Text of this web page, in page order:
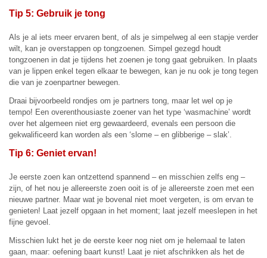
Tip 5: Gebruik je tong
Als je al iets meer ervaren bent, of als je simpelweg al een stapje verder
wilt, kan je overstappen op tongzoenen. Simpel gezegd houdt
tongzoenen in dat je tijdens het zoenen je tong gaat gebruiken. In plaats
van je lippen enkel tegen elkaar te bewegen, kan je nu ook je tong tegen
die van je zoenpartner bewegen.
Draai bijvoorbeeld rondjes om je partners tong, maar let wel op je
tempo! Een overenthousiaste zoener van het type ‘wasmachine’ wordt
over het algemeen niet erg gewaardeerd, evenals een persoon die
gekwalificeerd kan worden als een ‘slome – en glibberige – slak’.
Tip 6: Geniet ervan!
Je eerste zoen kan ontzettend spannend – en misschien zelfs eng –
zijn, of het nou je allereerste zoen ooit is of je allereerste zoen met een
nieuwe partner. Maar wat je bovenal niet moet vergeten, is om ervan te
genieten! Laat jezelf opgaan in het moment; laat jezelf meeslepen in het
fijne gevoel.
Misschien lukt het je de eerste keer nog niet om je helemaal te laten
gaan, maar: oefening baart kunst! Laat je niet afschrikken als het de